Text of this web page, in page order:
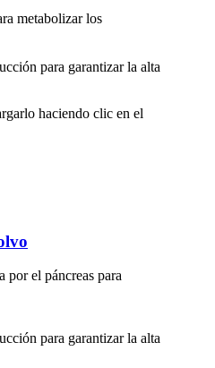
metabolizar los
para garantizar la alta
haciendo clic en el
por el páncreas para
para garantizar la alta